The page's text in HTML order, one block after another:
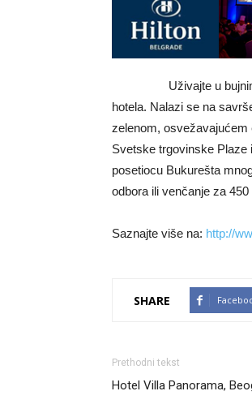
Uživajte u
hotela. Nalazi se na
zelenom, osvežavajućem
Svetske trgovinske Plaze
posetiocu Bukurešta
odbora ili venčanje za
Saznajte više na: http://
SHARE
Prethodni tekst
Hotel Villa Panorama,